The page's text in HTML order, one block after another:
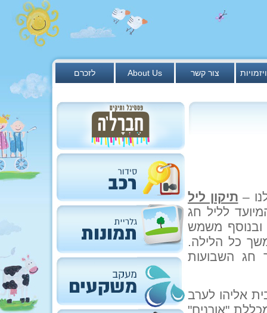
לזכרם About Us צור קשר
– תיקון ליל
לליל חג
ובנוסף משמש
כל הלילה.
חג השבועות
21:30, נתכנס בבית אליהו לערב
"אורנים"